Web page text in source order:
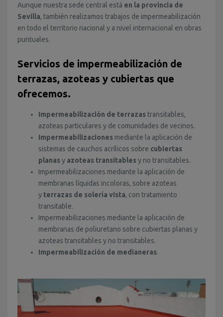
Aunque nuestra sede central está en la provincia de
Sevilla, también realizamos trabajos de impermeabilización
en todo el territorio nacional y a nivel internacional en obras
puntuales.
Servicios de impermeabilización de
terrazas, azoteas y cubiertas que
ofrecemos.
Impermeabilización de terrazas transitables,
azoteas particulares y de comunidades de vecinos.
Impermeabilizaciones mediante la aplicación de
sistemas de cauchos acrílicos sobre cubiertas
planasy azoteas transitablesy no transitables.
Impermeabilizaciones mediante la aplicación de
membranas líquidas incoloras, sobre azoteas
y terrazas de solería vista, con tratamiento
transitable.
Impermeabilizaciones mediante la aplicación de
membranas de poliuretano sobre cubiertas planas y
azoteas transitables y no transitables.
Impermeabilización de medianeras.